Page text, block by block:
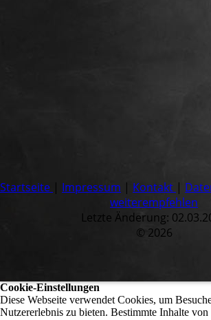
Startseite | Impressum | Kontakt |
weiterempfehlen
Letzte Änderung:
© 2026
Cookie-Einstellungen
Diese Webseite verwendet Cookies, um
Nutzererlebnis zu bieten. Bestimmte Inhalte